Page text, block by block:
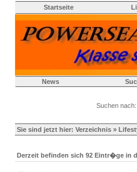
Startseite
News
Suchen nach:
Sie sind jetzt hier: Verzeichnis »
Derzeit befinden sich 92 Eintr�ge in